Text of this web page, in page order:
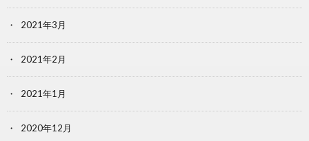
2021年3月
2021年2月
2021年1月
2020年12月